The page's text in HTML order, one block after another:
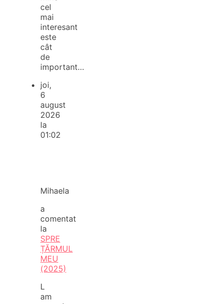
cel
mai
interesant
este
cât
de
important…
joi,
6
august
2026
la
01:02
Mihaela
a
comentat
la
SPRE
ȚĂRMUL
MEU
(2025)
L
am